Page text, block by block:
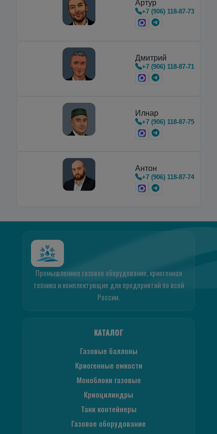
Недорогие вертикальные и
горизонтальные криоцилиндры,
Артур
+7 (906) 118-87-73
Дмитрий
+7 (906) 118-87-71
Илнар
+7 (906) 118-87-75
Антон
+7 (906) 118-87-74
Промышленное газовое оборудование, криогенная
техника и комплектующие для предприятий по всей
России.
КАТАЛОГ
Газовые баллоны
Криогенные емкости
Моноблоки газовые
Криоцилиндры
Танк контейнеры
Газовое оборудование